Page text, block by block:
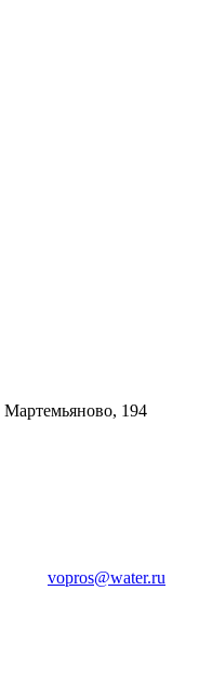
194
vopros@water.ru